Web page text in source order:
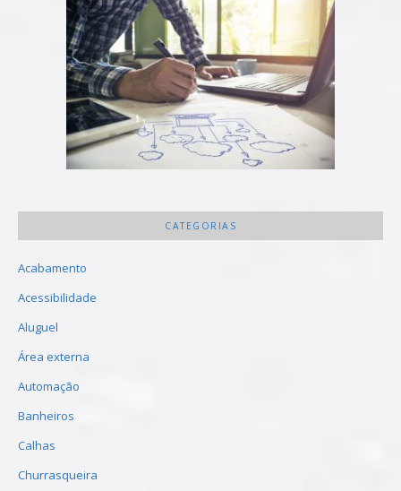
CATEGORIAS
Acabamento
Acessibilidade
Aluguel
Área externa
Automação
Banheiros
Calhas
Churrasqueira